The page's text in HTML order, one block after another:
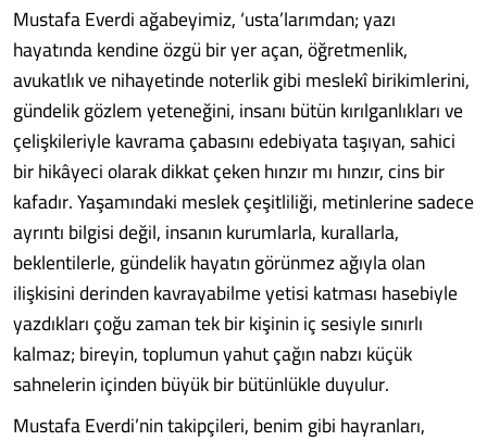
Mustafa Everdi ağabeyimiz, ‘usta’larımdan; yazı
hayatında kendine özgü bir yer açan, öğretmenlik,
avukatlık ve nihayetinde noterlik gibi meslekî birikimlerini,
gündelik gözlem yeteneğini, insanı bütün kırılganlıkları ve
çelişkileriyle kavrama çabasını edebiyata taşıyan, sahici
bir hikâyeci olarak dikkat çeken hınzır mı hınzır, cins bir
kafadır. Yaşamındaki meslek çeşitliliği, metinlerine sadece
ayrıntı bilgisi değil, insanın kurumlarla, kurallarla,
beklentilerle, gündelik hayatın görünmez ağıyla olan
ilişkisini derinden kavrayabilme yetisi katması hasebiyle
yazdıkları çoğu zaman tek bir kişinin iç sesiyle sınırlı
kalmaz; bireyin, toplumun yahut çağın nabzı küçük
sahnelerin içinden büyük bir bütünlükle duyulur.
Mustafa Everdi’nin takipçileri, benim gibi hayranları,